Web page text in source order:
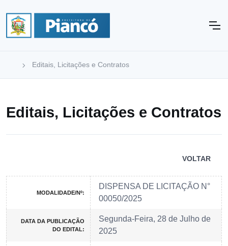
Editais, Licitações e Contratos
Editais, Licitações e Contratos
VOLTAR
MODALIDADE/Nº:
DISPENSA DE LICITAÇÃO N°
00050/2025
DATA DA PUBLICAÇÃO
DO EDITAL:
Segunda-Feira, 28 de Julho de
2025